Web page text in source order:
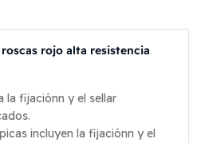
rojo alta resistencia
la fijaciónn y el sellar
incluyen la fijaciónn y el